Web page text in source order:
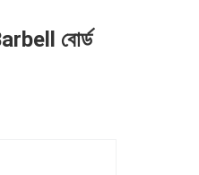
বোর্ড